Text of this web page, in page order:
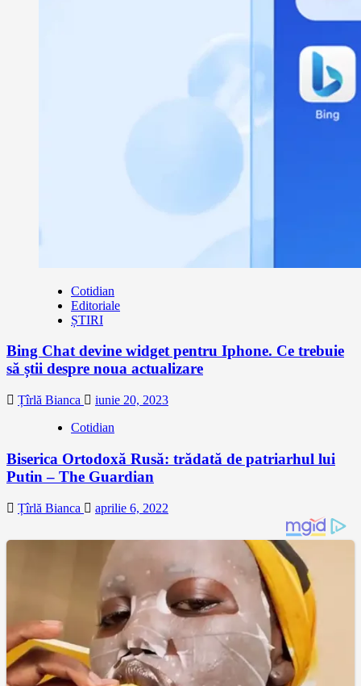
Cotidian
Editoriale
ȘTIRI
Bing Chat devine widget pentru Iphone. Ce trebuie
să știi despre noua actualizare
Țîrlă Bianca
iunie 20, 2023
Cotidian
Biserica Ortodoxă Rusă: trădată de patriarhul lui
Putin – The Guardian
Țîrlă Bianca aprilie 6, 2022